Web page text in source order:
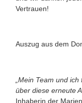
Vertrauen!
Auszug aus dem
„Mein Team und
über diese erneute
Inhaberin der